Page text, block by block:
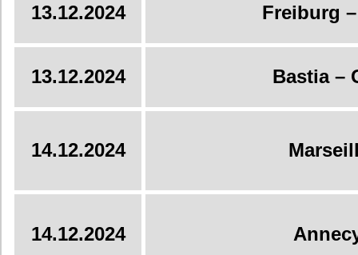
13.12.2024 Freiburg
13.12.2024 Bastia –
14.12.2024
14.12.2024